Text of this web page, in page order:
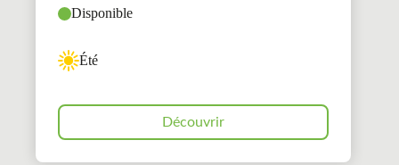
Disponible
Été
Découvrir